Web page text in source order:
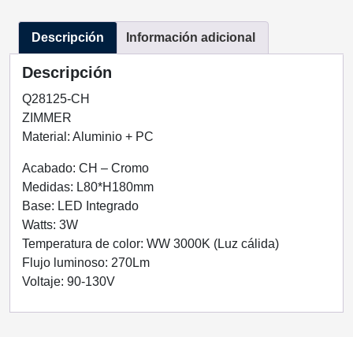
LUZ
Q28125-
CH
QUOR
LIGHTING
cantidad
Descripción Información adicional
Descripción
Q28125-CH
ZIMMER
Material: Aluminio + PC
Acabado: CH – Cromo
Medidas: L80*H180mm
Base: LED Integrado
Watts: 3W
Temperatura de color: WW 3000K (Luz cálida)
Flujo luminoso: 270Lm
Voltaje: 90-130V